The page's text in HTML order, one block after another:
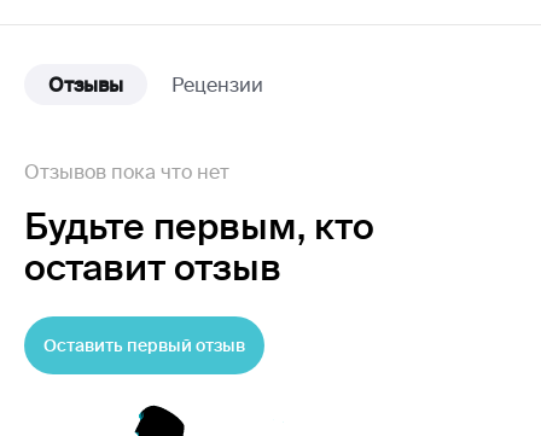
Отзывы Рецензии
Отзывов пока что нет
Будьте первым, кто
оставит отзыв
Оставить первый отзыв